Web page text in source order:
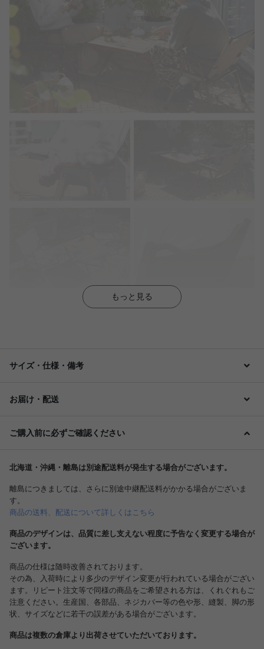
もっと見る
サイズ・仕様・備考
お届け・配送
ご購入前に必ずご確認ください
北海道・沖縄・離島は別途配送料が発生する場合がございます。
離島につきましては、さらに別途中継配送料がかかる場合がございま
す。
商品の送料、配送について詳しくはこちら
商品のデザインは、品質に差し支えない程度に予告なく変更する場合が
ございます。
商品の仕様は随時改善されております。
その為、入荷時により多少のデザイン変更が行われている場合がござい
ます。リピート注文等で同様の商品をご希望される方は、くれぐれもご
注意ください。生産国、各部品、ネジカバー等の色や形、縫製、脚の形
状、サイズなどに若干の誤差がある場合がございます。
商品は複数の倉庫より出荷させていただいております。